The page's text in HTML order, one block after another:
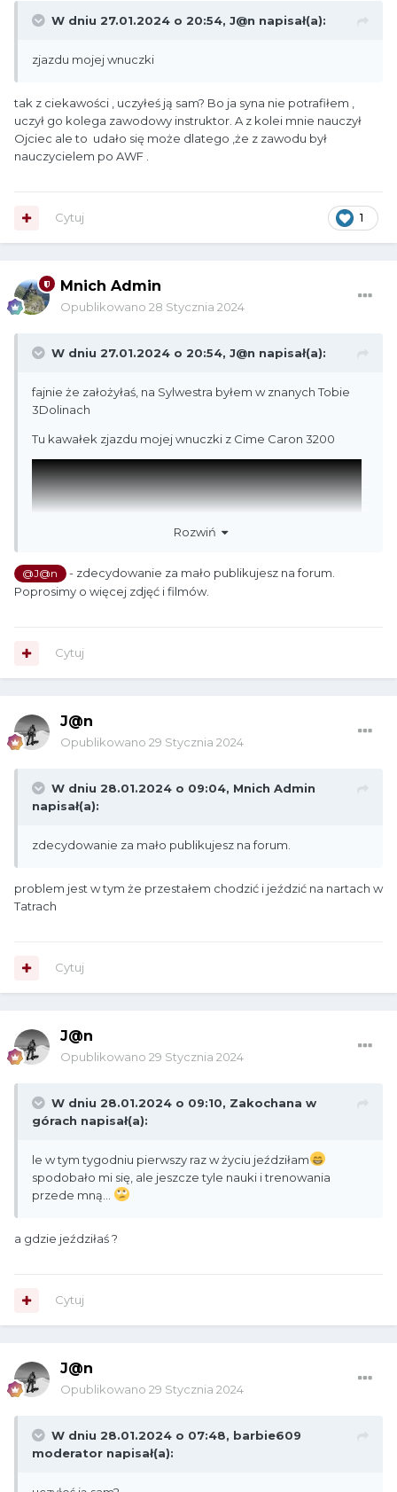
W dniu 27.01.2024 o 20:54, J@n napisał(a):
zjazdu mojej wnuczki
tak z ciekawości , uczyłeś ją sam? Bo ja syna nie potrafiłem ,
uczył go kolega zawodowy instruktor. A z kolei mnie nauczył
Ojciec ale to udało się może dlatego ,że z zawodu był
nauczycielem po AWF .
1
Cytuj
Mnich Admin
Opublikowano 28 Stycznia 2024
W dniu 27.01.2024 o 20:54, J@n napisał(a):
fajnie że założyłaś, na Sylwestra byłem w znanych Tobie
3Dolinach
Tu kawałek zjazdu mojej wnuczki z Cime Caron 3200
Rozwiń
@J@n
- zdecydowanie za mało publikujesz na forum.
Poprosimy o więcej zdjęć i filmów.
Cytuj
J@n
Opublikowano 29 Stycznia 2024
W dniu 28.01.2024 o 09:04, Mnich Admin
napisał(a):
zdecydowanie za mało publikujesz na forum.
problem jest w tym że przestałem chodzić i jeździć na nartach w
Tatrach
Cytuj
J@n
Opublikowano 29 Stycznia 2024
W dniu 28.01.2024 o 09:10, Zakochana w
górach napisał(a):
le w tym tygodniu pierwszy raz w życiu jeździłam
spodobało mi się, ale jeszcze tyle nauki i trenowania
przede mną...
a gdzie jeździłaś ?
Cytuj
J@n
Opublikowano 29 Stycznia 2024
W dniu 28.01.2024 o 07:48, barbie609
moderator napisał(a):